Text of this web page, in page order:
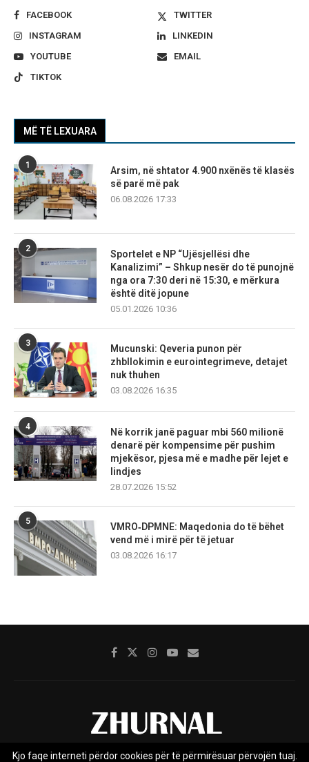
FACEBOOK
TWITTER
INSTAGRAM
LINKEDIN
YOUTUBE
EMAIL
TIKTOK
MË TË LEXUARA
1
Arsim, në shtator 4.900 nxënës të klasës
së parë më pak
06.08.2026 17:33
2
Sportelet e NP “Ujësjellësi dhe
Kanalizimi” – Shkup nesër do të punojnë
nga ora 7:30 deri në 15:30, e mërkura
është ditë jopune
05.01.2026 10:36
3
Mucunski: Qeveria punon për
zhbllokimin e eurointegrimeve, detajet
nuk thuhen
03.08.2026 16:35
4
Në korrik janë paguar mbi 560 milionë
denarë për kompensime për pushim
mjekësor, pjesa më e madhe për lejet e
lindjes
28.07.2026 15:52
5
VMRO‑DPMNE: Maqedonia do të bëhet
vend më i mirë për të jetuar
03.08.2026 16:17
Kjo faqe interneti përdor cookies për të përmirësuar përvojën tuaj.